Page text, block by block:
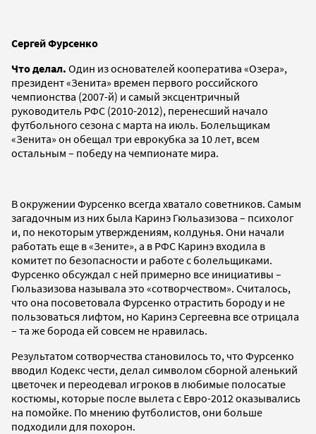
Сергей Фурсенко
Что делал. Один из основателей кооператива «Озера»,
президент «Зенита» времен первого российского
чемпионства (2007-й) и самый эксцентричный
руководитель РФС (2010-2012), перенесший начало
футбольного сезона с марта на июль. Болельщикам
«Зенита» он обещал три еврокубка за 10 лет, всем
остальным – победу на чемпионате мира.
В окружении Фурсенко всегда хватало советников. Самым
загадочным из них была Каринэ Гюльазизова – психолог
и, по некоторым утверждениям, колдунья. Они начали
работать еще в «Зените», а в РФС Каринэ входила в
комитет по безопасности и работе с болельщиками.
Фурсенко обсуждал с ней примерно все инициативы –
Гюльазизова называла это «сотворчеством». Считалось,
что она посоветовала Фурсенко отрастить бороду и не
пользоваться лифтом, но Каринэ Сергеевна все отрицала
– та же борода ей совсем не нравилась.
Результатом сотворчества становилось то, что Фурсенко
вводил Кодекс чести, делал символом сборной аленький
цветочек и переодевал игроков в любимые полосатые
костюмы, которые после вылета с Евро-2012 оказывались
на помойке. По мнению футболистов, они больше
подходили для похорон.